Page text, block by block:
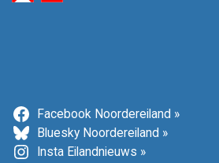
Facebook Noordereiland »
Bluesky Noordereiland »
Insta Eilandnieuws »